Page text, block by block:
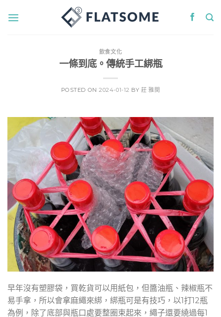
飲食文化
一條到底。傳統手工綁瓶
POSTED ON2024-01-12 BY莊 雅閔
早年沒有塑膠袋，買乾貨可以用紙包，但醬油瓶、辣椒瓶不
易手拿，所以會拿麻繩來綁，綁瓶可是有技巧，以1打12瓶
為例，除了底部與瓶口處要整圈束起來，繩子還要繞過每1